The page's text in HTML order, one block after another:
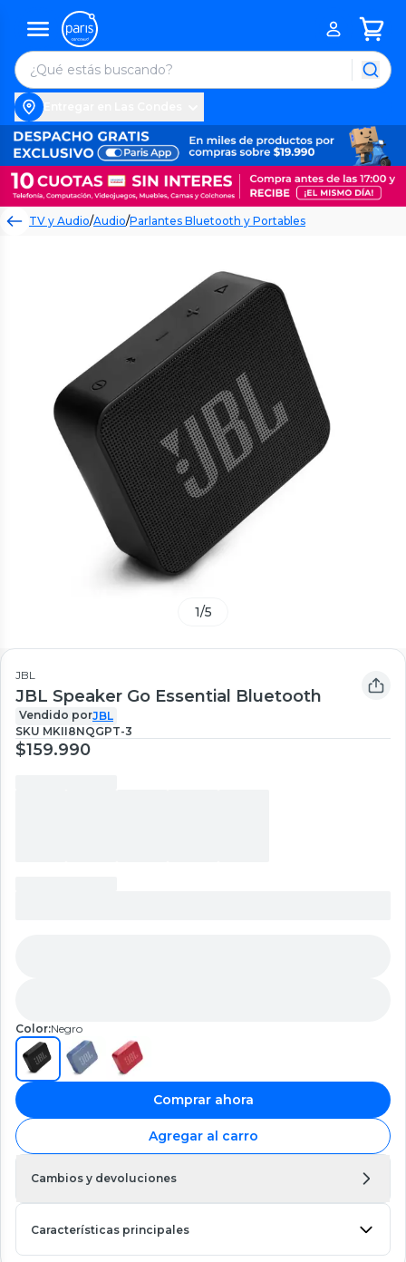
TV y Audio/Audio/Parlantes Bluetooth y Portables
1/5
JBL
JBL Speaker Go Essential Bluetooth
Vendido porJBL
SKU MKII8NQGPT-3
$159.990
Color:Negro
Comprar ahora
Agregar al carro
Cambios y devoluciones
Características principales